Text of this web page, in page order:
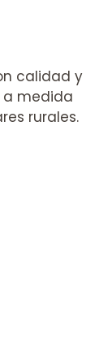
calidad y
a medida
rurales.